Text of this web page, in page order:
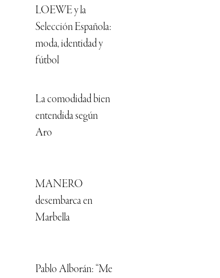
LOEWE y la
Selección Española:
moda, identidad y
fútbol
La comodidad bien
entendida según
Aro
MANERO
desembarca en
Marbella
Pablo Alborán: “Me